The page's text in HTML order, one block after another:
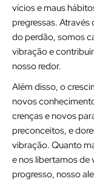
vícios e maus
pregressas.
do perdão, somos
vibração e
nosso redor.
Além disso, o
novos
crenças e novos
preconceitos, e
vibração. Quanto
e nos libertamos de
progresso, nosso